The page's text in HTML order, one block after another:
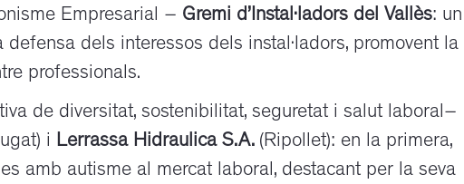
Empresarial – Gremi d’Instal·ladors del Vallès: un
dels interessos dels instal·ladors, promovent la
professionals.
de diversitat, sostenibilitat, seguretat i salut laboral–
i Lerrassa Hidraulica S.A. (Ripollet): en la primera,
amb autisme al mercat laboral, destacant per la seva